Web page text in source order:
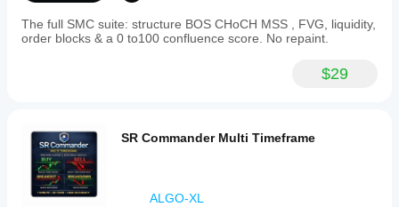
The full SMC suite: structure BOS CHoCH MSS , FVG, liquidity,
order blocks & a 0 to100 confluence score. No repaint.
$29
SR Commander Multi Timeframe
ALGO-XL